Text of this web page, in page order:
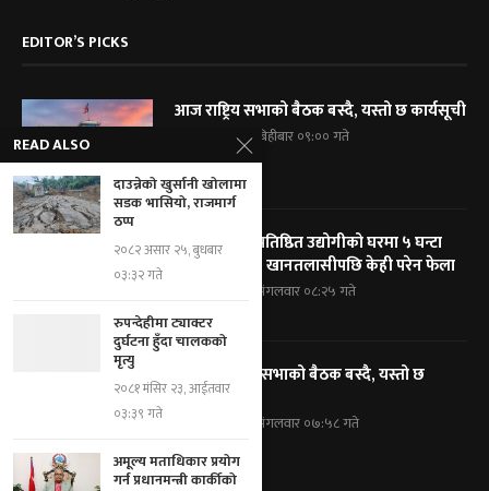
EDITOR’S PICKS
आज राष्ट्रिय सभाको बैठक बस्दै, यस्तो छ कार्यसूची
२०८३ श्रावण २१, बिहीबार ०९:०० गते
विराटनगरका प्रतिष्ठित उद्योगीको घरमा ५ घन्टा
प्रहरी घेराबन्दी, खानतलासीपछि केही परेन फेला
२०८३ श्रावण १९, मंगलवार ०८:२५ गते
आज प्रतिनिधि सभाको बैठक बस्दै, यस्तो छ
कार्यसूची
२०८३ श्रावण १९, मंगलवार ०७:५८ गते
READ ALSO
दाउन्नेको खुर्सानी खोलामा
सडक भासियो, राजमार्ग
ठप्प
२०८२ असार २५, बुधबार
०३:३२ गते
रुपन्देहीमा ट्याक्टर
दुर्घटना हुँदा चालकको
मृत्यु
२०८१ मंसिर २३, आईतवार
०३:३९ गते
अमूल्य मताधिकार प्रयोग
गर्न प्रधानमन्त्री कार्कीको